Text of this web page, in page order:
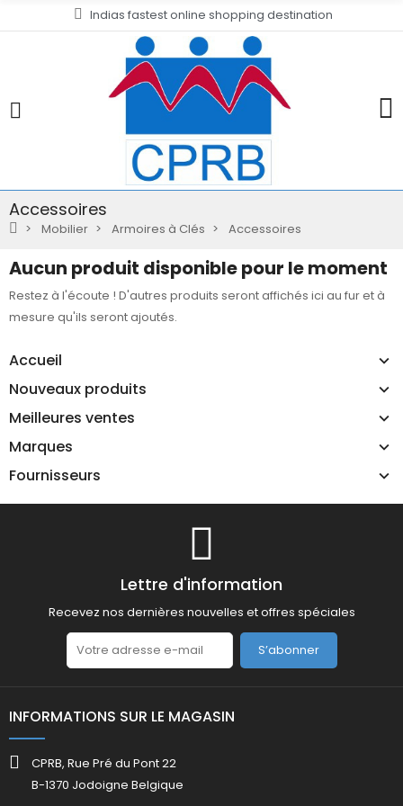
Indias fastest online shopping destination
Accessoires
Mobilier Armoires à Clés Accessoires
Accueil
Nouveaux produits
Meilleures ventes
Marques
Fournisseurs
Aucun produit disponible pour le moment
Restez à l'écoute ! D'autres produits seront affichés ici au fur et à
mesure qu'ils seront ajoutés.
Lettre d'information
Recevez nos dernières nouvelles et offres spéciales
S’abonner
INFORMATIONS SUR LE MAGASIN
CPRB, Rue Pré du Pont 22
B-1370 Jodoigne Belgique